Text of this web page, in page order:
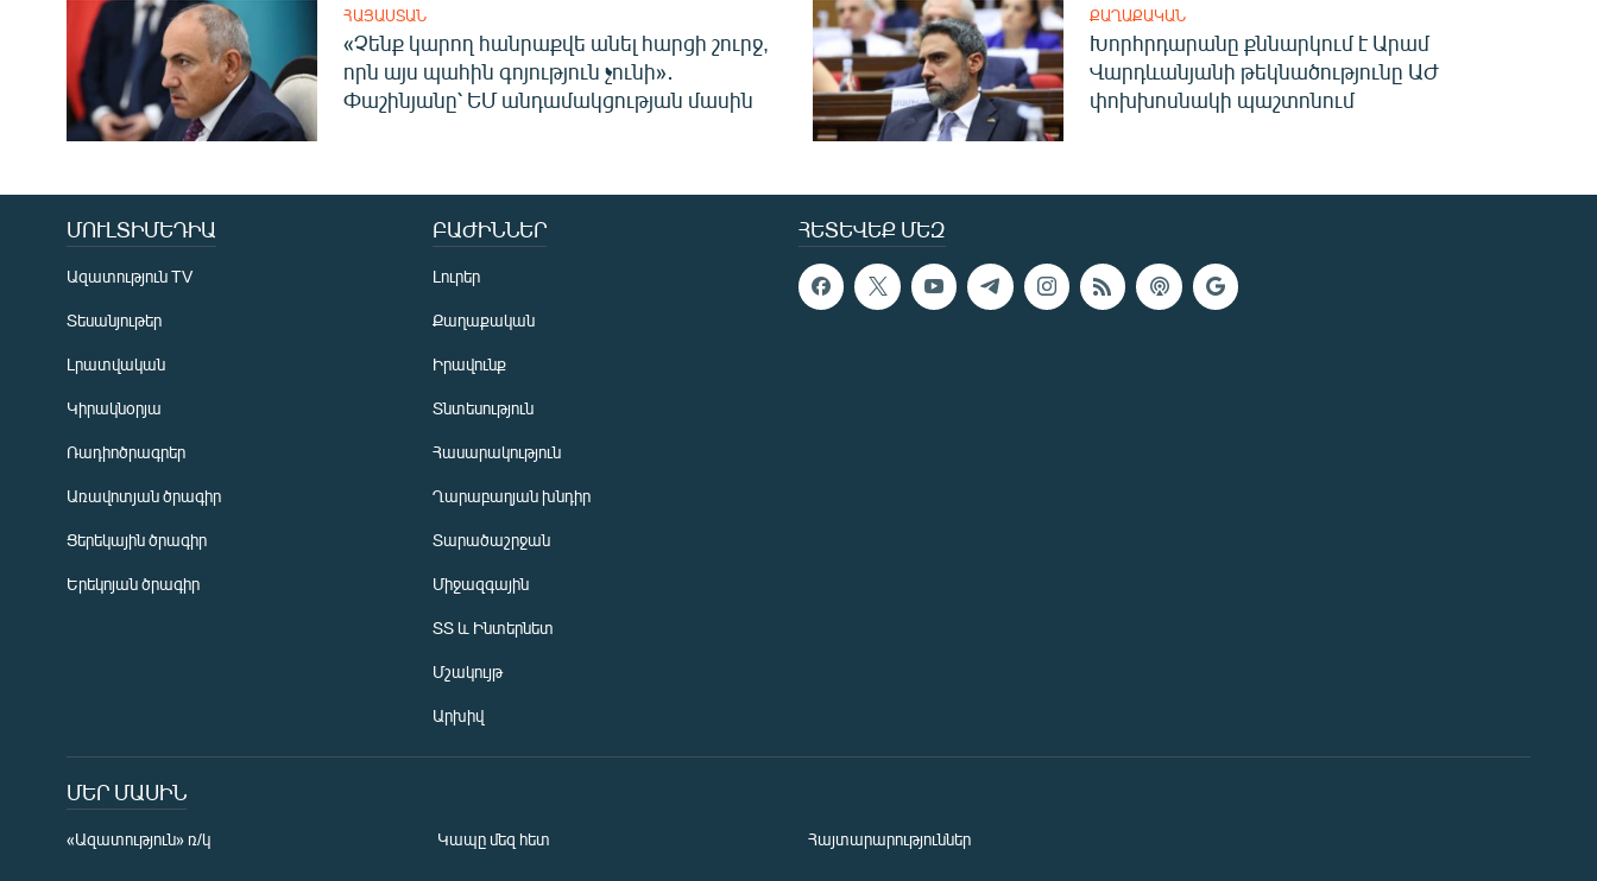
ՀԱՅԱՍՏԱՆ
«Չենք կարող հանրաքվե անել հարցի շուրջ,
որն այս պահին գոյություն չունի»․
Փաշինյանը՝ ԵՄ անդամակցության մասին
ՔԱՂԱՔԱԿԱՆ
Խորհրդարանը քննարկում է Արամ
Վարդևանյանի թեկնածությունը ԱԺ
փոխխոսնակի պաշտոնում
ՀԵՏԵՎԵՔ ՄԵԶ
ՄՈՒԼՏԻՄԵԴԻԱ
Ազատություն TV
Տեսանյութեր
Լրատվական
Կիրակնօրյա
Ռադիոծրագրեր
Առավոտյան ծրագիր
Ցերեկային ծրագիր
Երեկոյան ծրագիր
ԲԱԺԻՆՆԵՐ
Լուրեր
Քաղաքական
Իրավունք
Տնտեսություն
Հասարակություն
Ղարաբաղյան խնդիր
Տարածաշրջան
Միջազգային
ՏՏ և Ինտերնետ
Մշակույթ
Արխիվ
ՄԵՐ ՄԱՍԻՆ
«Ազատություն» ռ/կ Կապը մեզ հետ Հայտարարություններ